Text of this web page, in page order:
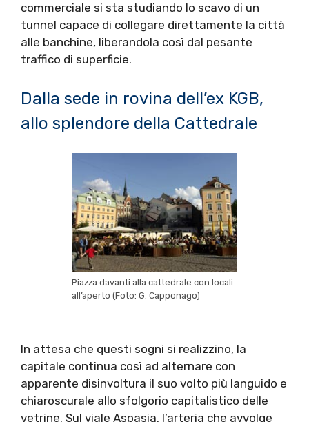
commerciale si sta studiando lo scavo di un
tunnel capace di collegare direttamente la città
alle banchine, liberandola così dal pesante
traffico di superficie.
Dalla sede in rovina dell’ex KGB,
allo splendore della Cattedrale
Piazza davanti alla cattedrale con locali
all’aperto (Foto: G. Capponago)
In attesa che questi sogni si realizzino, la
capitale continua così ad alternare con
apparente disinvoltura il suo volto più languido e
chiaroscurale allo sfolgorio capitalistico delle
vetrine. Sul viale Aspasia, l’arteria che avvolge